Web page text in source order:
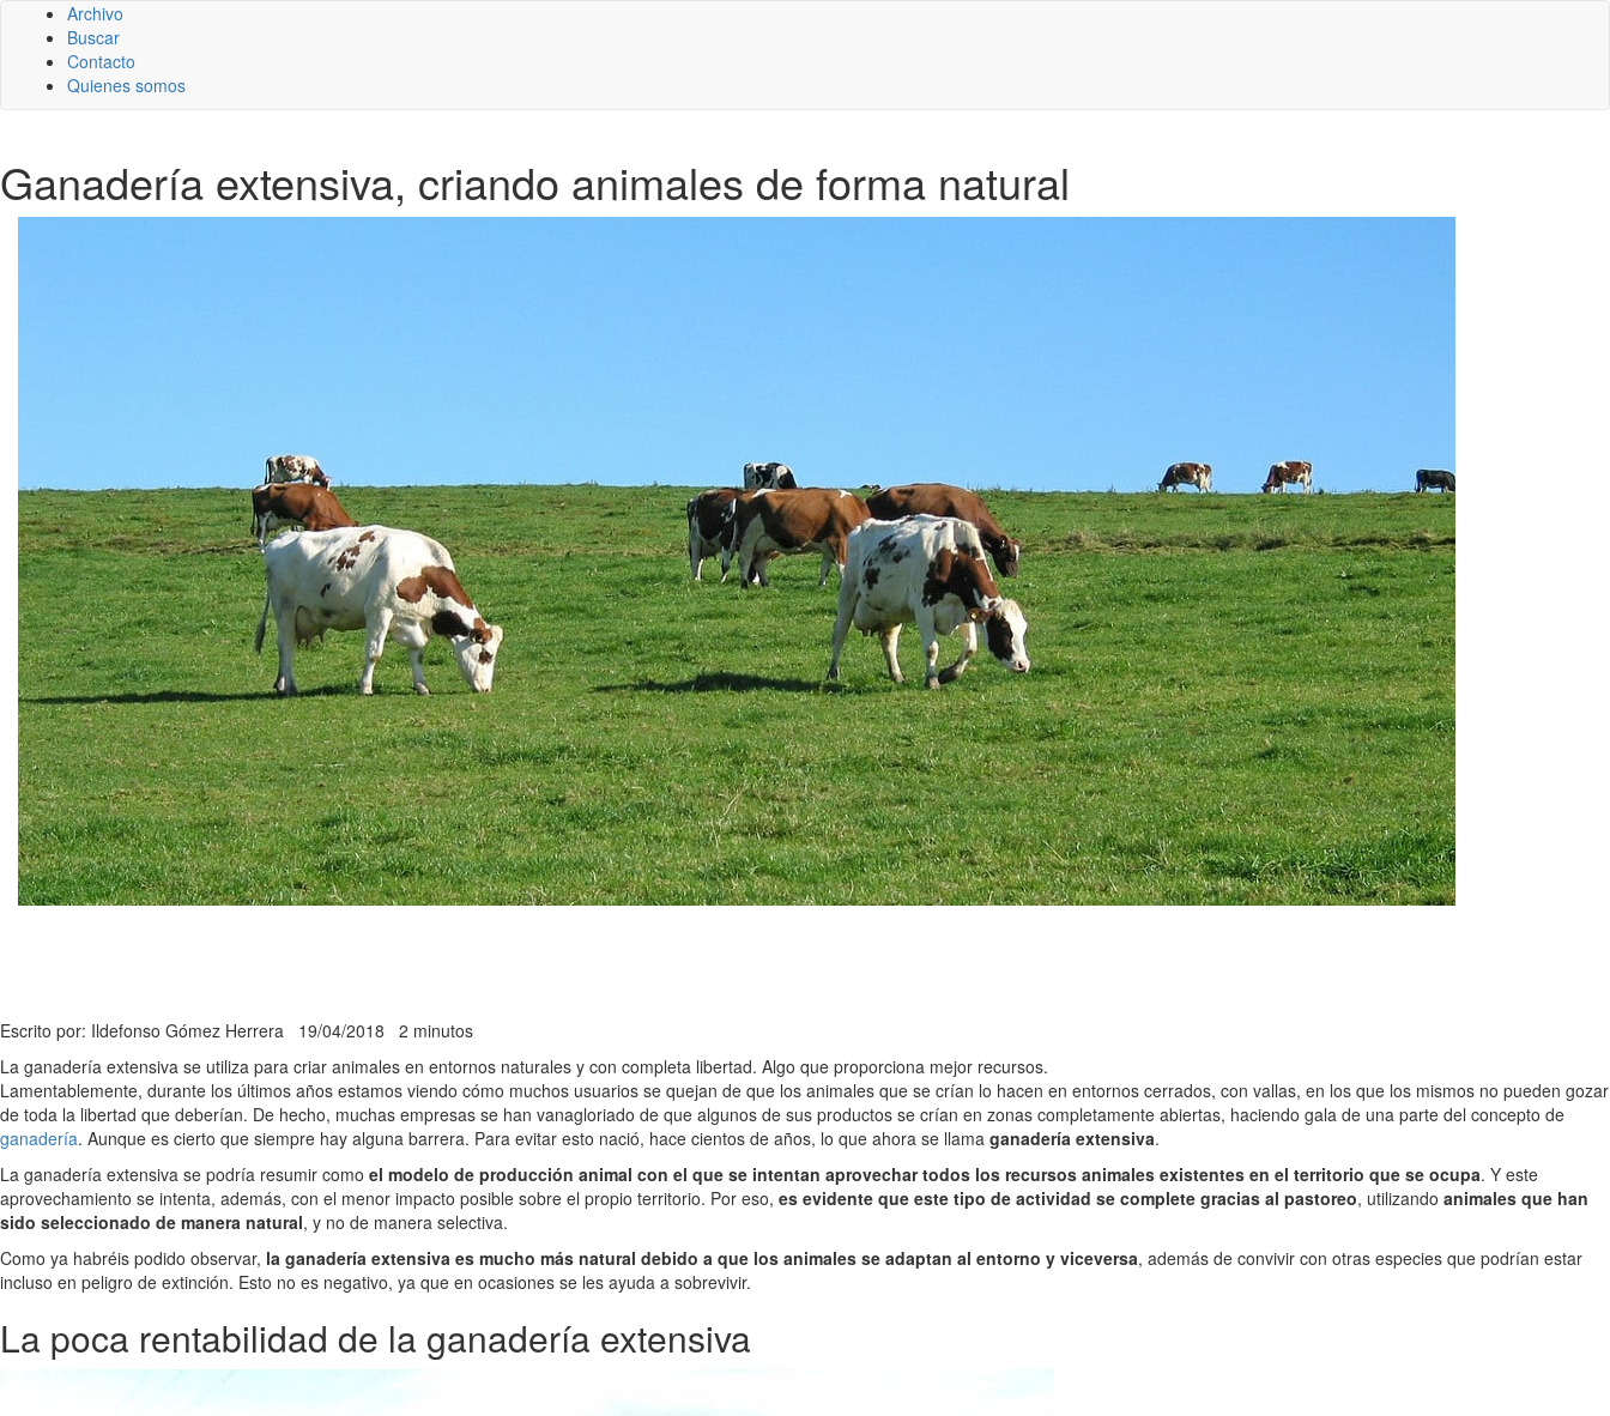
Archivo
Buscar
Contacto
Quienes somos
Ganadería extensiva, criando animales de forma natural
Escrito por: Ildefonso Gómez Herrera 19/04/2018 2 minutos
La ganadería extensiva se utiliza para criar animales en entornos naturales y con completa libertad. Algo que proporciona mejor recursos.
Lamentablemente, durante los últimos años estamos viendo cómo muchos usuarios se quejan de que los animales que se crían lo hacen en entornos cerrados, con vallas, en los que los mismos no pueden gozar
de toda la libertad que deberían. De hecho, muchas empresas se han vanagloriado de que algunos de sus productos se crían en zonas completamente abiertas, haciendo gala de una parte del concepto de
ganadería. Aunque es cierto que siempre hay alguna barrera. Para evitar esto nació, hace cientos de años, lo que ahora se llama ganadería extensiva.
La ganadería extensiva se podría resumir como el modelo de producción animal con el que se intentan aprovechar todos los recursos animales existentes en el territorio que se ocupa. Y este
aprovechamiento se intenta, además, con el menor impacto posible sobre el propio territorio. Por eso, es evidente que este tipo de actividad se complete gracias al pastoreo, utilizando animales que han
sido seleccionado de manera natural, y no de manera selectiva.
Como ya habréis podido observar, la ganadería extensiva es mucho más natural debido a que los animales se adaptan al entorno y viceversa, además de convivir con otras especies que podrían estar
incluso en peligro de extinción. Esto no es negativo, ya que en ocasiones se les ayuda a sobrevivir.
La poca rentabilidad de la ganadería extensiva